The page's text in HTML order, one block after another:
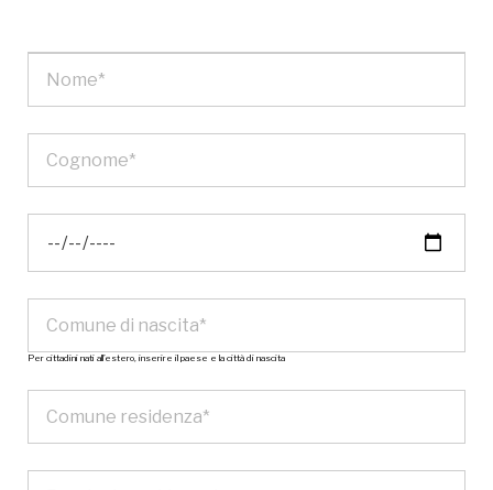
Per cittadini nati all’estero, inserire il paese e la città di nascita